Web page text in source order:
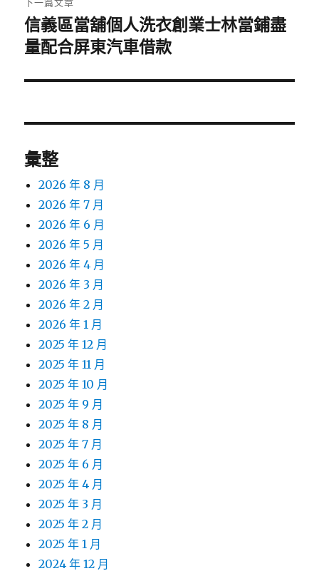
下
一
文
信義區當舖個人洗衣創業士林當鋪盡
量配合屏東汽車借款
彙整
2026 年 8 月
2026 年 7 月
2026 年 6 月
2026 年 5 月
2026 年 4 月
2026 年 3 月
2026 年 2 月
2026 年 1 月
2025 年 12 月
2025 年 11 月
2025 年 10 月
2025 年 9 月
2025 年 8 月
2025 年 7 月
2025 年 6 月
2025 年 4 月
2025 年 3 月
2025 年 2 月
2025 年 1 月
2024 年 12 月